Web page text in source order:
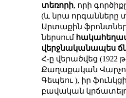
տեռորի, որի
(և նրա որգանները
Արտաքին
ներսում
վերջնականապես
Հ-ը վերածվեց (1922
Քաղաքական
Գեպեու ), իր
բավական